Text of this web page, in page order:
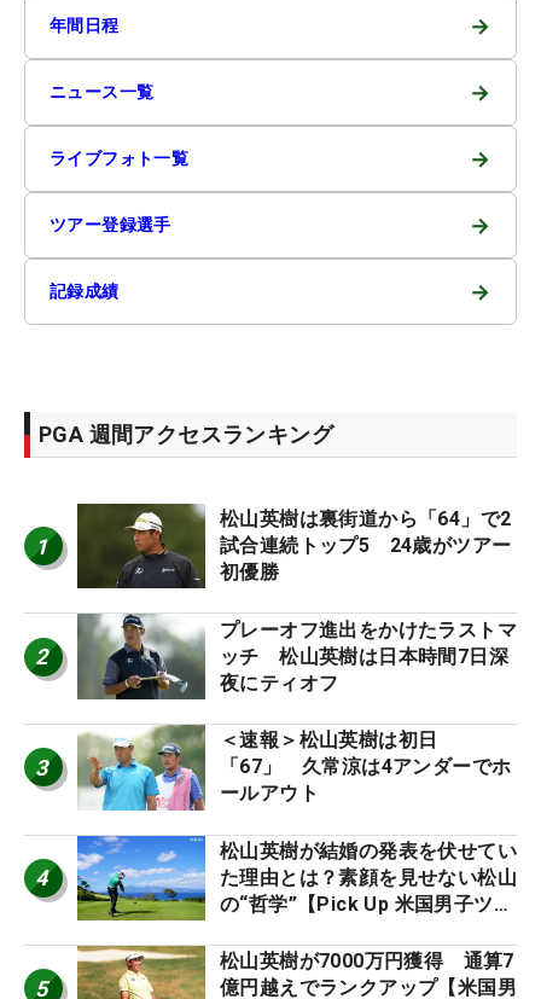
年間日程 →
ニュース一覧 →
ライブフォト一覧 →
ツアー登録選手 →
記録成績 →
PGA 週間アクセスランキング
1
松山英樹は裏街道から「64」で2
試合連続トップ5 24歳がツアー
初優勝
2
プレーオフ進出をかけたラストマ
ッチ 松山英樹は日本時間7日深
夜にティオフ
3
＜速報＞松山英樹は初日
「67」 久常涼は4アンダーでホ
ールアウト
4
松山英樹が結婚の発表を伏せてい
た理由とは？素顔を見せない松山
の“哲学”【Pick Up 米国男子ツア
5
松山英樹が7000万円獲得 通算7
億円越えでランクアップ【米国男